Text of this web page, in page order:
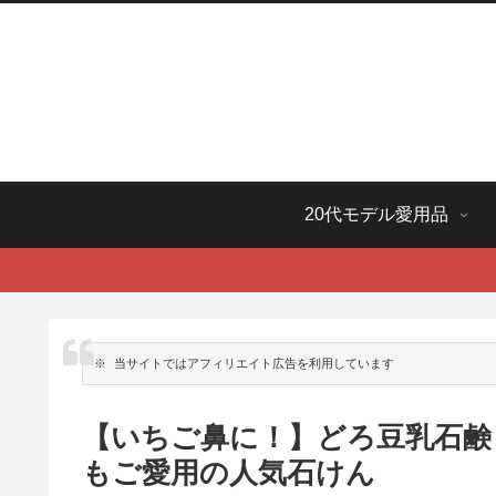
20代モデル愛用品
※ 当サイトではアフィリエイト広告を利用しています
【いちご鼻に！】どろ豆乳石
もご愛用の人気石けん